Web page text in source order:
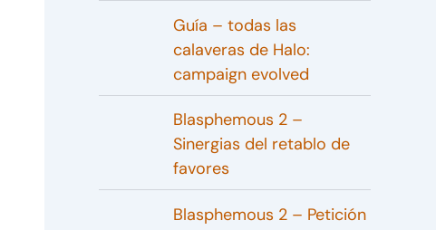
Guía – todas las
calaveras de Halo:
campaign evolved
Blasphemous 2 –
Sinergias del retablo de
favores
Blasphemous 2 – Petición